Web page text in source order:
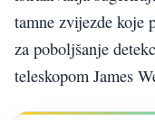
tamne zvijezde koje
za poboljšanje
teleskopom James